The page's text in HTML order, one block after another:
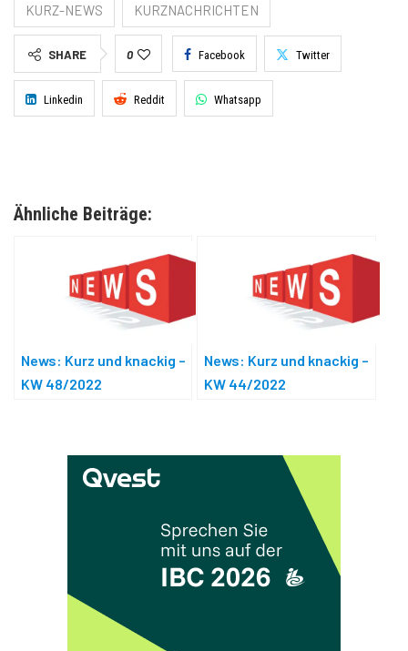
KURZ-NEWS KURZNACHRICHTEN
SHARE 0 Facebook Twitter
Linkedin Reddit Whatsapp
Ähnliche Beiträge:
News: Kurz und knackig –
KW 48/2022
News: Kurz und knackig –
KW 44/2022